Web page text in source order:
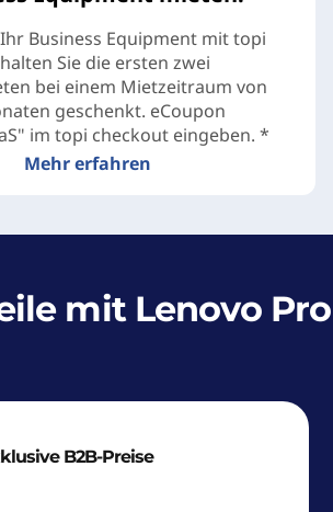
Business Equipment mit topi
Sie die ersten zwei
bei einem Mietzeitraum von
geschenkt. eCoupon
im topi checkout eingeben. *
Mehr erfahren
mit Lenovo Pro
B2B-Preise